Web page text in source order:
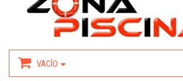
VACÍO